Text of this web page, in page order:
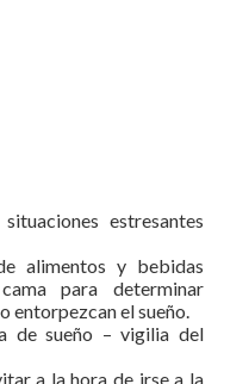
estresantes
alimentos y bebidas
para determinar
entorpezcan el sueño.
de sueño – vigilia del
a la hora de irse a la